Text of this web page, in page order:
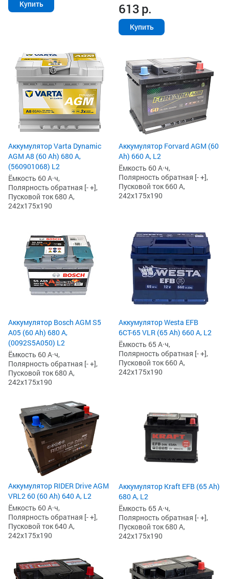
Купить 613р.
Купить
Аккумулятор Varta Dynamic
AGM A8 (60 Ah) 680 А,
(560901068) L2
Ёмкость 60 А·ч,
Полярность обратная [- +],
Пусковой ток 680 А,
242x175x190
Аккумулятор Forvard AGM (60
Ah) 660 А, L2
Ёмкость 60 А·ч,
Полярность обратная [- +],
Пусковой ток 660 А,
242x175x190
Аккумулятор Bosch AGM S5
A05 (60 Ah) 680 А,
(0092S5A050) L2
Ёмкость 60 А·ч,
Полярность обратная [- +],
Пусковой ток 680 А,
242x175x190
Аккумулятор Westa EFB
6СТ-65 VLR (65 Ah) 660 А, L2
Ёмкость 65 А·ч,
Полярность обратная [- +],
Пусковой ток 660 А,
242x175x190
Аккумулятор RIDER Drive AGM
VRL2 60 (60 Ah) 640 А, L2
Ёмкость 60 А·ч,
Полярность обратная [- +],
Пусковой ток 640 А,
242x175x190
Аккумулятор Kraft EFB (65 Ah)
680 А, L2
Ёмкость 65 А·ч,
Полярность обратная [- +],
Пусковой ток 680 А,
242x175x190